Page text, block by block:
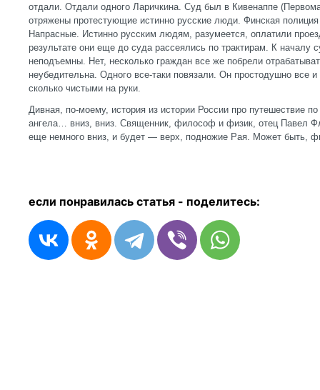
отдали. Отдали одного Ларичкина. Суд был в Кивенаппе
отряжены протестующие истинно русские люди. Финская
Напрасные. Истинно русским людям, разумеется, оплатили
результате они еще до суда рассеялись по трактирам. К началу
неподъемны. Нет, несколько граждан все же побрели
неубедительна. Одного все-таки повязали. Он простодушно все
сколько чистыми на руки.
Дивная, по-моему, история из истории России про путешествие
ангела… вниз, вниз. Священник, философ и физик, отец Павел
еще немного вниз, и будет — верх, подножие Рая. Может
если понравилась статья - поделитесь: